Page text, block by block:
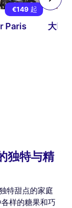
€149 起
Paris 大巴
独特与精
特甜点的家庭
样的糖果和巧